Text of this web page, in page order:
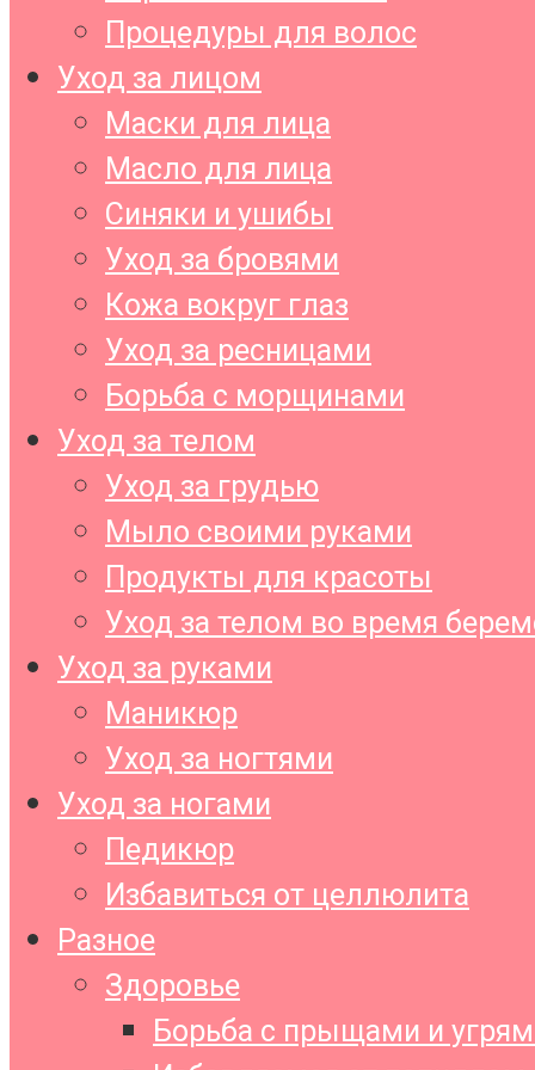
Процедуры для волос
Уход за лицом
Маски для лица
Масло для лица
Синяки и ушибы
Уход за бровями
Кожа вокруг глаз
Уход за ресницами
Борьба с морщинами
Уход за телом
Уход за грудью
Мыло своими руками
Продукты для красоты
Уход за телом во время
Уход за руками
Маникюр
Уход за ногтями
Уход за ногами
Педикюр
Избавиться от целлюлита
Разное
Здоровье
Борьба с прыщами и